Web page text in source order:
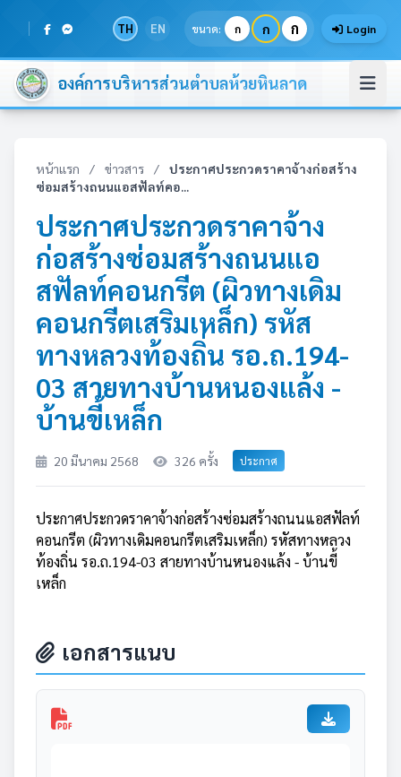
TH EN ขนาด: ก ก ก Login
องค์การบริหารส่วนตำบลห้วยหินลาด
หน้าแรก / ข่าวสาร /
ประกาศประกวดราคาจ้างก่อสร้าง
ซ่อมสร้างถนนแอสฟัลท์คอ...
ประกาศประกวดราคาจ้าง
ก่อสร้างซ่อมสร้างถนนแอ
สฟัลท์คอนกรีต (ผิวทางเดิม
คอนกรีตเสริมเหล็ก) รหัส
ทางหลวงท้องถิ่น รอ.ถ.194-
03 สายทางบ้านหนองแล้ง -
บ้านขี้เหล็ก
20 มีนาคม 2568 326 ครั้ง ประกาศ
ประกาศประกวดราคาจ้างก่อสร้างซ่อมสร้างถนนแอสฟัลท์
คอนกรีต (ผิวทางเดิมคอนกรีตเสริมเหล็ก) รหัสทางหลวง
ท้องถิ่น รอ.ถ.194-03 สายทางบ้านหนองแล้ง - บ้านขี้
เหล็ก
เอกสารแนบ